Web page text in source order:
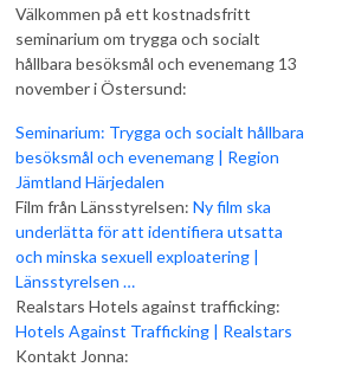
Välkommen på ett kostnadsfritt
seminarium om trygga och socialt
hållbara besöksmål och evenemang 13
november i Östersund:
Seminarium: Trygga och socialt hållbara
besöksmål och evenemang | Region
Jämtland Härjedalen
Film från Länsstyrelsen: Ny film ska
underlätta för att identifiera utsatta
och minska sexuell exploatering |
Länsstyrelsen …
Realstars Hotels against trafficking:
Hotels Against Trafficking | Realstars
Kontakt Jonna: